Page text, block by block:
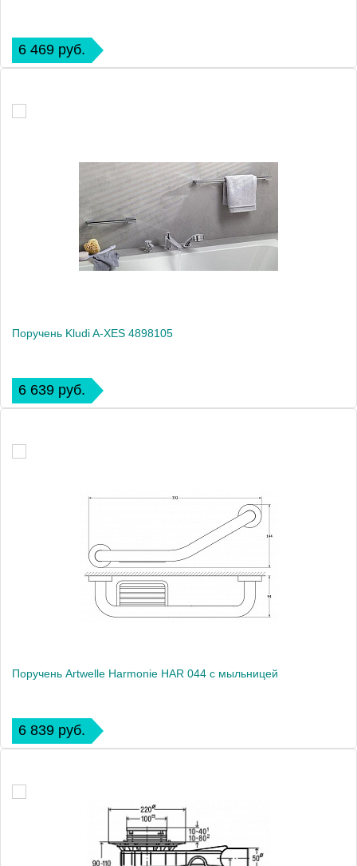
6 469 руб.
Поручень Kludi A-XES 4898105
6 639 руб.
Поручень Artwelle Harmonie HAR 044 с мыльницей
6 839 руб.